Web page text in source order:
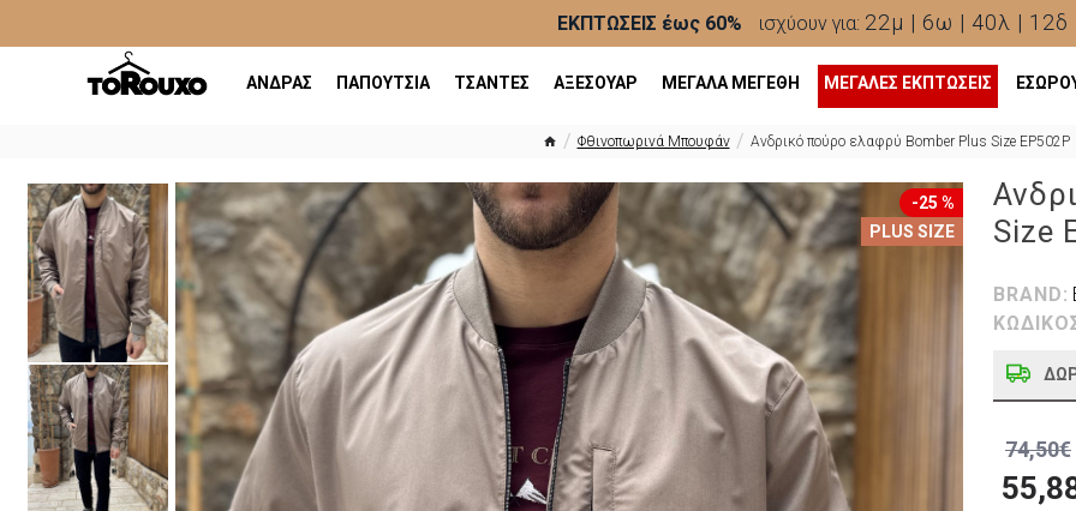
ΕΚΠΤΩΣΕΙΣ έως 60% ισχύουν για: 22μ | 6ω | 40λ | 10δ
ΑΝΔΡΑΣ ΠΑΠΟΥΤΣΙΑ ΤΣΑΝΤΕΣ ΑΞΕΣΟΥΑΡ ΜΕΓΑΛΑ ΜΕΓΕΘΗ ΜΕΓΆΛΕΣ ΕΚΠΤΏΣΕΙΣ
Φθινοπωρινά Μπουφάν Ανδρικό πούρο ελαφρύ Bomber Plus Size EP502P
PLUS SIZE
-25 %
Size
BRAND:
74,50€